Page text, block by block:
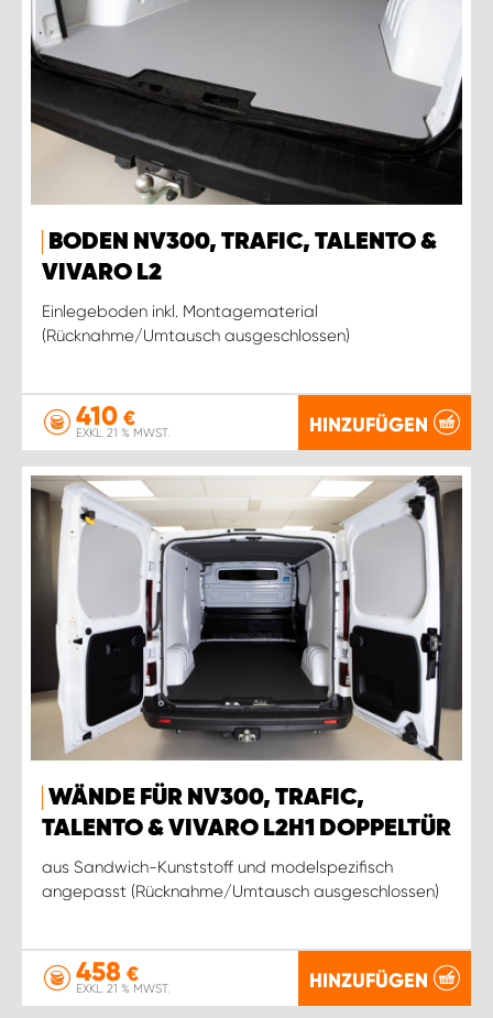
BODEN NV300, TRAFIC, TALENTO &
VIVARO L2
Einlegeboden inkl. Montagematerial
(Rücknahme/Umtausch ausgeschlossen)
410 €
EXKL. 21 % MWST. HINZUFÜGEN
WÄNDE FÜR NV300, TRAFIC,
TALENTO & VIVARO L2H1 DOPPELTÜR
aus Sandwich-Kunststoff und modelspezifisch
angepasst (Rücknahme/Umtausch ausgeschlossen)
458 €
EXKL. 21 % MWST. HINZUFÜGEN